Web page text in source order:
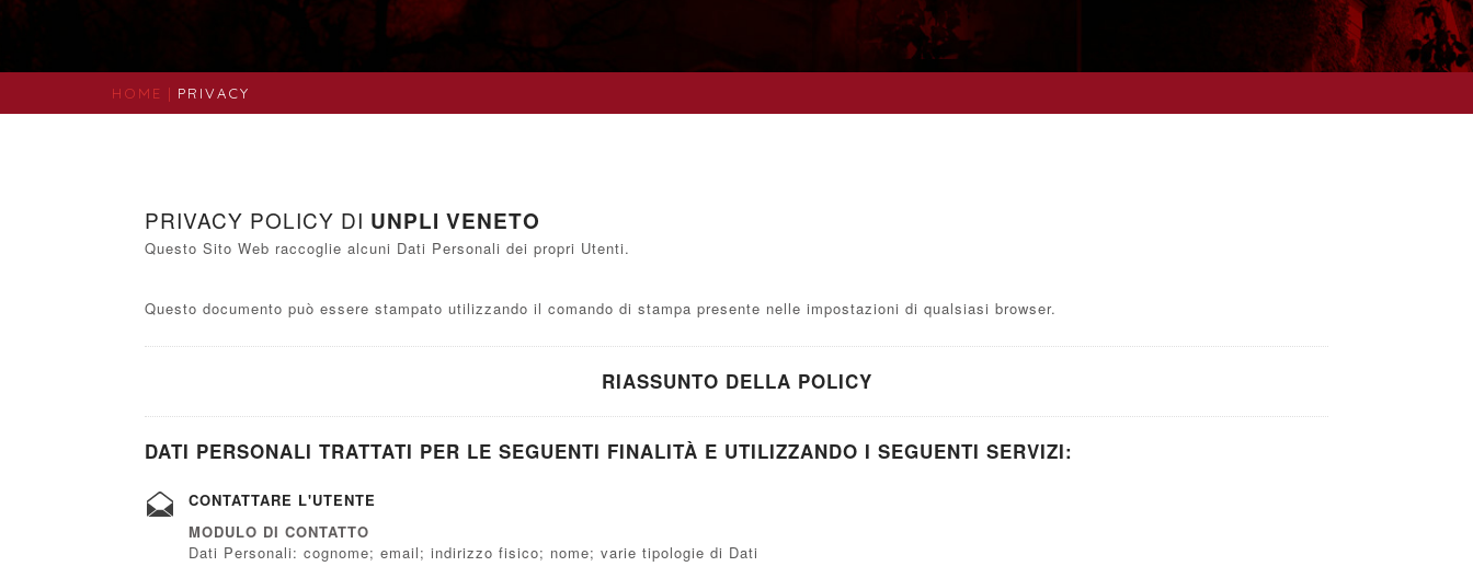
HOME | PRIVACY
PRIVACY POLICY DI UNPLI VENETO
Questo Sito Web raccoglie alcuni Dati Personali dei propri Utenti.
Questo documento può essere stampato utilizzando il comando di stampa presente nelle impostazioni di qualsiasi browser.
RIASSUNTO DELLA POLICY
DATI PERSONALI TRATTATI PER LE SEGUENTI FINALITÀ E UTILIZZANDO I SEGUENTI SERVIZI:
CONTATTARE L'UTENTE
MODULO DI CONTATTO
Dati Personali: cognome; email; indirizzo fisico; nome; varie tipologie di Dati